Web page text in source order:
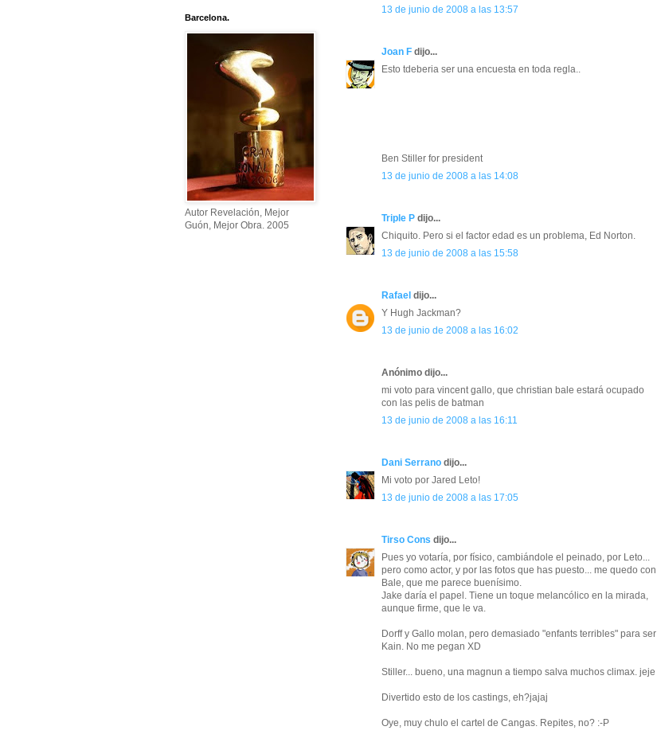
13 de junio de 2008 a las 13:57
Joan F dijo...
Esto tdeberia ser una encuesta en toda regla..
Ben Stiller for president
13 de junio de 2008 a las 14:08
Triple P dijo...
Chiquito. Pero si el factor edad es un problema, Ed Norton.
13 de junio de 2008 a las 15:58
Rafael dijo...
Y Hugh Jackman?
13 de junio de 2008 a las 16:02
Anónimo dijo...
mi voto para vincent gallo, que christian bale estará ocupado
con las pelis de batman
13 de junio de 2008 a las 16:11
Dani Serrano dijo...
Mi voto por Jared Leto!
13 de junio de 2008 a las 17:05
Tirso Cons dijo...
Pues yo votaría, por físico, cambiándole el peinado, por Leto...
pero como actor, y por las fotos que has puesto... me quedo con
Bale, que me parece buenísimo.
Jake daría el papel. Tiene un toque melancólico en la mirada,
aunque firme, que le va.
Dorff y Gallo molan, pero demasiado "enfants terribles" para ser
Kain. No me pegan XD
Stiller... bueno, una magnun a tiempo salva muchos climax. jeje
Divertido esto de los castings, eh?jajaj
Oye, muy chulo el cartel de Cangas. Repites, no? :-P
Barcelona.
Autor Revelación, Mejor
Guón, Mejor Obra. 2005